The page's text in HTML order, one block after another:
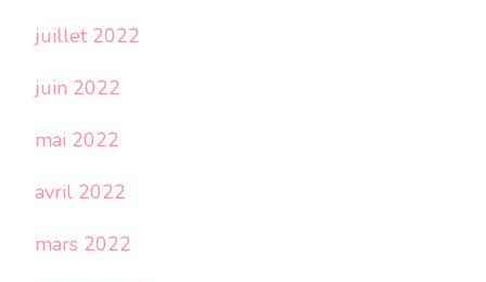
juillet 2022
juin 2022
mai 2022
avril 2022
mars 2022